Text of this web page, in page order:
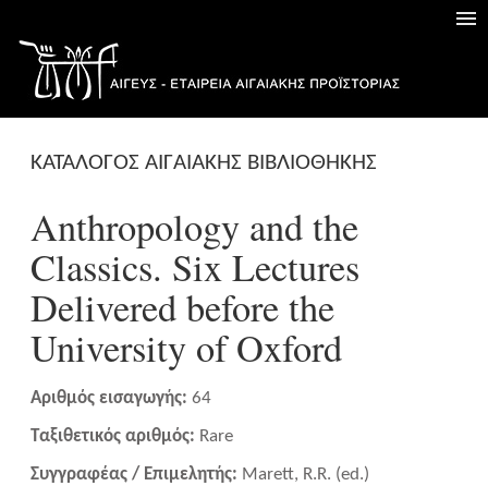
ΚΑΤΑΛΟΓΟΣ ΑΙΓΑΙΑΚΗΣ ΒΙΒΛΙΟΘΗΚΗΣ
Anthropology and the
Classics. Six Lectures
Delivered before the
University of Oxford
Αριθμός εισαγωγής: 64
Ταξιθετικός αριθμός: Rare
Συγγραφέας / Επιμελητής: Marett, R.R. (ed.)